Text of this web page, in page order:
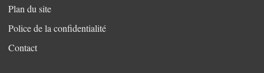
Plan du site
Police de la confidentialité
Contact